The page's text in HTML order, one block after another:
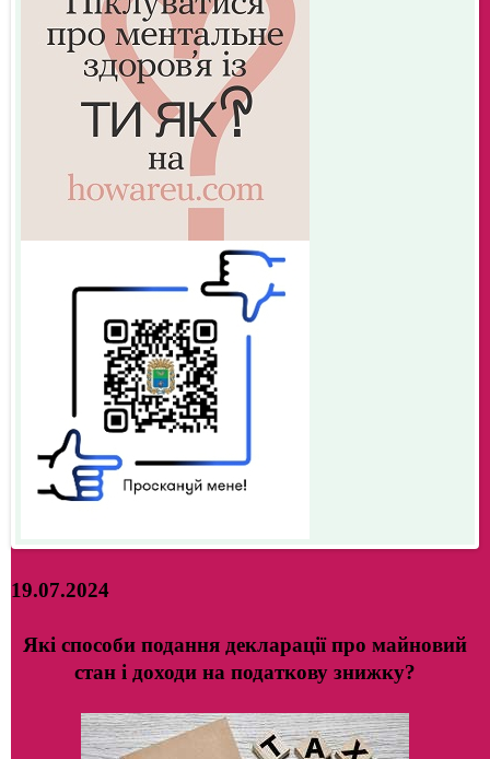
19.07.2024
Які способи подання декларації про майновий
стан і доходи на податкову знижку?